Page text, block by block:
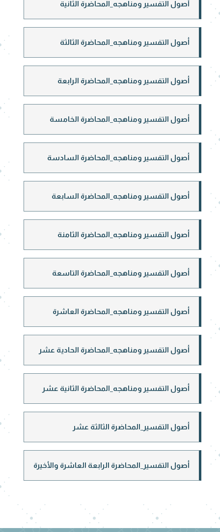
أصول التفسير ومناهجه_المحاضرة الثانية
أصول التفسير ومناهجه_المحاضرة الثالثة
أصول التفسير ومناهجه_المحاضرة الرابعة
أصول التفسير ومناهجه_المحاضرة الخامسة
أصول التفسير ومناهجه_المحاضرة السادسة
أصول التفسير ومناهجه_المحاضرة السابعة
أصول التفسير ومناهجه_المحاضرة الثامنة
أصول التفسير ومناهجه_المحاضرة التاسعة
أصول التفسير ومناهجه_المحاضرة العاشرة
أصول التفسير ومناهجه_المحاضرة الحادية عشر
أصول التفسير ومناهجه_المحاضرة الثانية عشر
أصول التفسير_المحاضرة الثالثة عشر
أصول التفسير_المحاضرة الرابعة العاشرة والأخيرة